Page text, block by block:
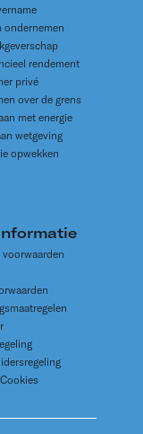
ondernemen
rendement
privé
over de grens
met energie
wetgeving
opwekken
voorwaarden